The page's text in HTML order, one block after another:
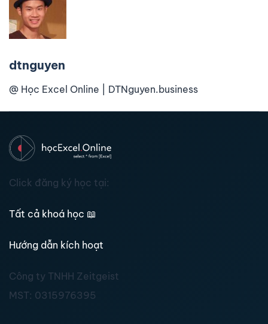
dtnguyen
@ Học Excel Online | DTNguyen.business
Click đăng ký học tại:
Tất cả khoá học 📖
Hướng dẫn kích hoạt
Công ty TNHH Zeitgeist
MST: 0315976395